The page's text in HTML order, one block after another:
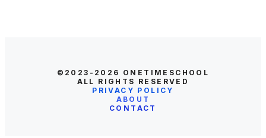
©2023-2026 ONETIMESCHOOL
ALL RIGHTS RESERVED
PRIVACY POLICY
ABOUT
CONTACT